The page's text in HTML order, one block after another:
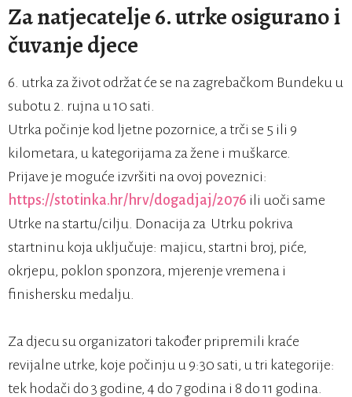
Za natjecatelje 6. utrke osigurano i
čuvanje djece
6. utrka za život održat će se na zagrebačkom Bundeku u
subotu 2. rujna u 10 sati.
Utrka počinje kod ljetne pozornice, a trči se 5 ili 9
kilometara, u kategorijama za žene i muškarce.
Prijave je moguće izvršiti na ovoj poveznici:
https://stotinka.hr/hrv/dogadjaj/2076 ili uoči same
Utrke na startu/cilju. Donacija za Utrku pokriva
startninu koja uključuje: majicu, startni broj, piće,
okrjepu, poklon sponzora, mjerenje vremena i
finishersku medalju.
Za djecu su organizatori također pripremili kraće
revijalne utrke, koje počinju u 9:30 sati, u tri kategorije:
tek hodači do 3 godine, 4 do 7 godina i 8 do 11 godina.